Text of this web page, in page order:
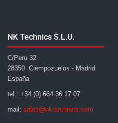
NK Technics S.L.U.
C/Peru 32
28350 Ciempozuelos - Madrid
España
tel.: +34 (0) 664 36 17 07
mail: sales@nk-technics.com